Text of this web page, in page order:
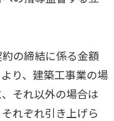
の締結に係る金額
り、建築工事業の場
それ以外の場合は
れぞれ引き上げら